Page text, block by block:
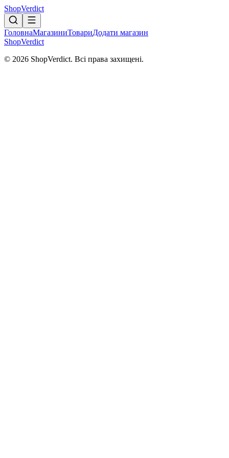
ShopVerdict
ГоловнаМагазиниТовариДодати магазин
ShopVerdict
© 2026 ShopVerdict. Всі права захищені.